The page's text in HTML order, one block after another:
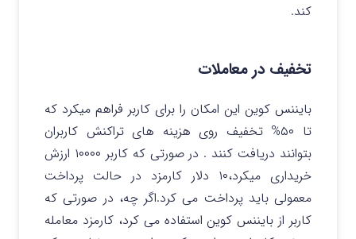
کند.
تخفیف در معاملات
بایننس کوین این امکان را برای کاربر فراهم میکرد که
تا ۵۰% تخفیف روی هزینه های تراکنش کاربران
بتوانند دریافت کنند . در صورتی که کاربر ۱۰۰۰۰ ارزش
خریداری میکرد،۱۰ دلار کارمزد در حالت پرداخت
معمولی باید پرداخت می کرد.اگر چه، در صورتی که
کاربر از بایننس کوین استفاده می کرد، کارمزد معامله